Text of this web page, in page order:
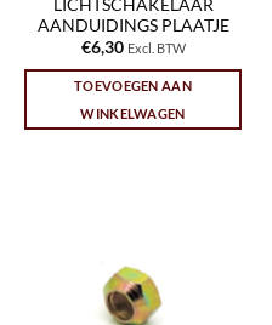
LICHTSCHAKELAAR
AANDUIDINGS PLAATJE
€6,30 Excl. BTW
TOEVOEGEN AAN
WINKELWAGEN